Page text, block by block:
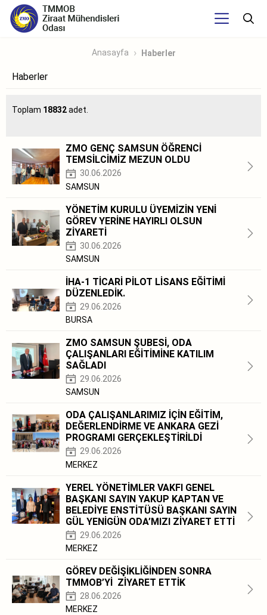
Anasayfa Haberler
Haberler
Toplam 18832adet.
ZMO GENÇ SAMSUN ÖĞRENCİ
TEMSİLCİMİZ MEZUN OLDU
30.06.2026
SAMSUN
YÖNETİM KURULU ÜYEMİZİN YENİ
GÖREV YERİNE HAYIRLI OLSUN
ZİYARETİ
30.06.2026
SAMSUN
İHA-1 TİCARİ PİLOT LİSANS EĞİTİMİ
DÜZENLEDİK.
29.06.2026
BURSA
ZMO SAMSUN ŞUBESİ, ODA
ÇALIŞANLARI EĞİTİMİNE KATILIM
SAĞLADI
29.06.2026
SAMSUN
ODA ÇALIŞANLARIMIZ İÇİN EĞİTİM,
DEĞERLENDİRME VE ANKARA GEZİ
PROGRAMI GERÇEKLEŞTİRİLDİ
29.06.2026
MERKEZ
YEREL YÖNETİMLER VAKFI GENEL
BAŞKANI SAYIN YAKUP KAPTAN VE
BELEDİYE ENSTİTÜSÜ BAŞKANI SAYIN
GÜL YENİGÜN ODA’MIZI ZİYARET ETTİ
29.06.2026
MERKEZ
GÖREV DEĞİŞİKLİĞİNDEN SONRA
TMMOB’Yİ ZİYARET ETTİK
28.06.2026
MERKEZ